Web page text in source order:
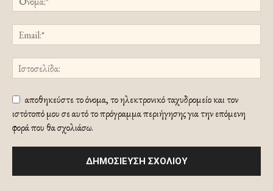
αποθηκεύστε το όνομα, το ηλεκτρονικό ταχυδρομείο και τον
ιστότοπό μου σε αυτό το πρόγραμμα περιήγησης για την επόμενη
φορά που θα σχολιάσω.